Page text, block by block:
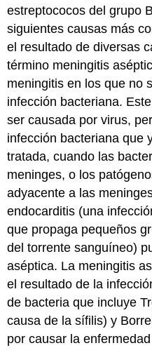
estreptococos del grupo
siguientes causas más
el resultado de diversas
término meningitis
meningitis en los que no
infección bacteriana.
ser causada por virus,
infección bacteriana que
tratada, cuando las
meninges, o los
adyacente a las
endocarditis (una
que propaga pequeños
del torrente sanguíneo)
aséptica. La meningitis
el resultado de la
de bacteria que incluye
causa de la sífilis) y
por causar la